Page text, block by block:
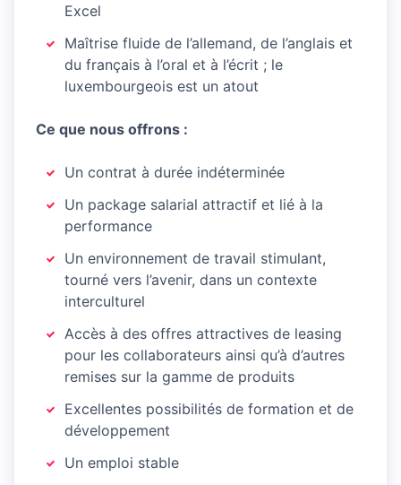
Excel
Maîtrise fluide de l’allemand, de l’anglais et
du français à l’oral et à l’écrit ; le
luxembourgeois est un atout
Ce que nous offrons :
Un contrat à durée indéterminée
Un package salarial attractif et lié à la
performance
Un environnement de travail stimulant,
tourné vers l’avenir, dans un contexte
interculturel
Accès à des offres attractives de leasing
pour les collaborateurs ainsi qu’à d’autres
remises sur la gamme de produits
Excellentes possibilités de formation et de
développement
Un emploi stable